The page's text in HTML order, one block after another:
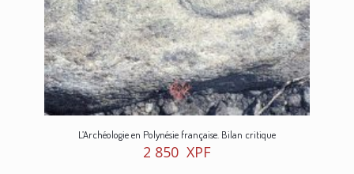
L’Archéologie en Polynésie française. Bilan critique
2 850 XPF